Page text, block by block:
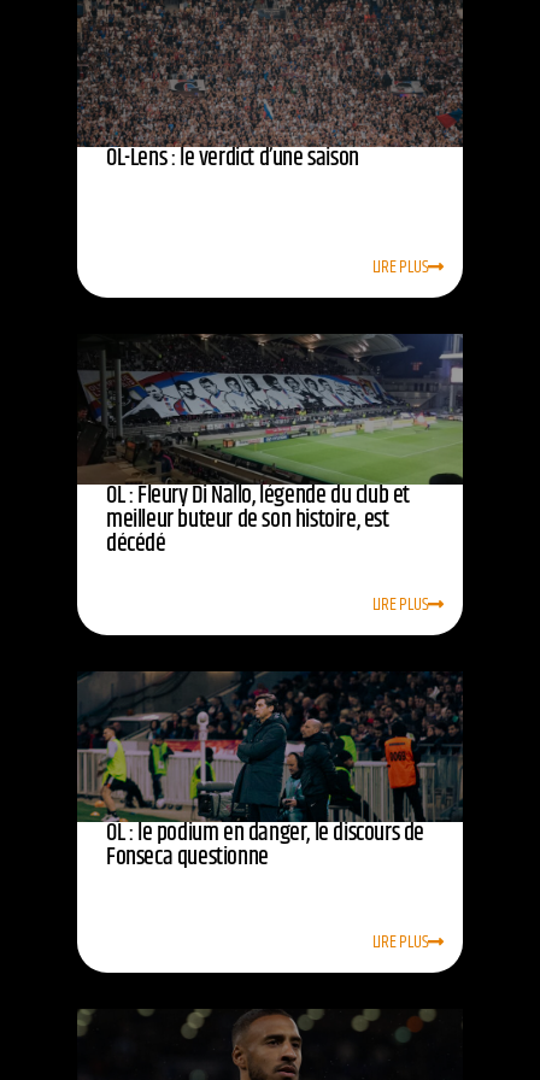
OL-Lens : le verdict d’une saison
LIRE PLUS
OL : Fleury Di Nallo, légende du club et
meilleur buteur de son histoire, est
décédé
LIRE PLUS
OL : le podium en danger, le discours de
Fonseca questionne
LIRE PLUS